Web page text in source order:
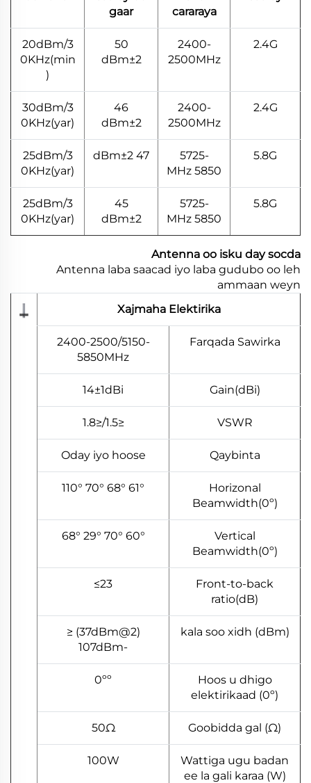
cararaya
gaar
2.4G
2400-
2500MHz
50
dBm±2
20dBm/3
0KHz(min
)
2.4G
2400-
2500MHz
46
dBm±2
30dBm/3
0KHz(yar)
5.8G
5725-
5850 MHz
47 dBm±2
25dBm/3
0KHz(yar)
5.8G
5725-
5850 MHz
45
dBm±2
25dBm/3
0KHz(yar)
Antenna oo isku day socda
Antenna laba saacad iyo laba gudubo oo leh
ammaan weyn
Xajmaha Elektirika
Farqada Sawirka
2400-2500/5150-
5850MHz
Gain(dBi)
14±1dBi
VSWR
≤1.5/≤1.8
Qaybinta
Oday iyo hoose
Horizonal
Beamwidth(0º)
61° 68° 70° 110°
Vertical
Beamwidth(0º)
60° 70° 29° 68°
Front-to-back
ratio(dB)
23≥
kala soo xidh (dBm)
(2@37dBm) ≤
-107dBm
Hoos u dhigo
elektirikaad (0º)
0ºº
Goobidda gal (Ω)
50Ω
Wattiga ugu badan
ee la gali karaa (W)
100W